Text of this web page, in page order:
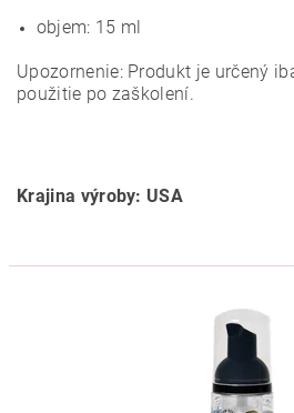
objem: 15 ml
Upozornenie: Produkt je určený
použitie po zaškolení.
Krajina výroby: USA